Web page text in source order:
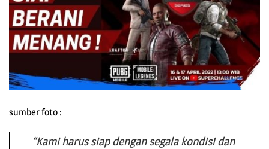
sumber foto :
“Kami harus siap dengan segala kondisi dan